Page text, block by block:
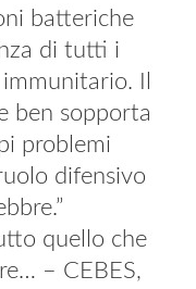
batteriche
di tutti i
Il
ben sopporta
problemi
difensivo
quello che
– CEBES,